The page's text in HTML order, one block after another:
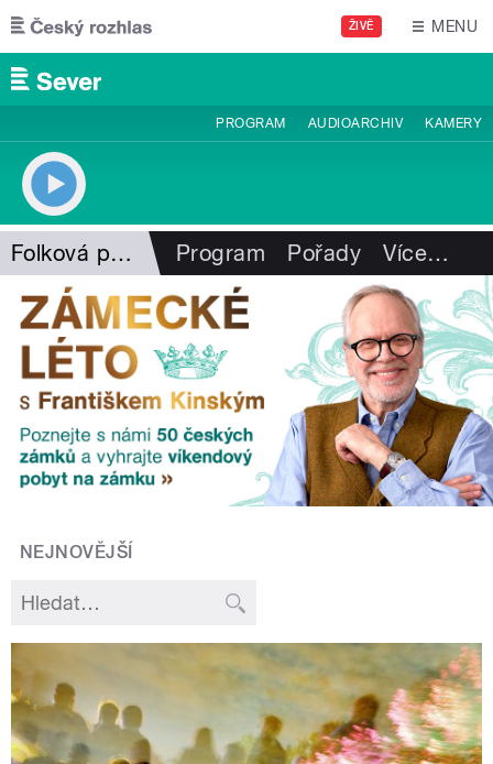
Přejít k hlavnímu obsahu
ŽIVĚ MENU
PROGRAM AUDIOARCHIV KAMERY
Folková pohlazení Program Pořady Více…
NEJNOVĚJŠÍ